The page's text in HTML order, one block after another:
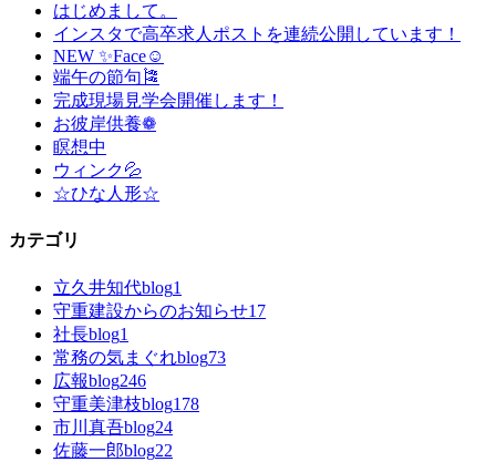
はじめまして。
インスタで高卒求人ポストを連続公開しています！
NEW ✨Face☺
端午の節句🎏
完成現場見学会開催します！
お彼岸供養❁
瞑想中
ウィンク💦
☆ひな人形☆
カテゴリ
立久井知代blog1
守重建設からのお知らせ17
社長blog1
常務の気まぐれblog73
広報blog246
守重美津枝blog178
市川真吾blog24
佐藤一郎blog22